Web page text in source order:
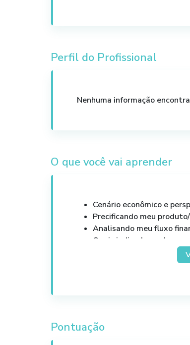
Perfil do Profissional
Nenhuma informação
O que você vai aprender
Cenário econômico e
Precificando meu
Analisando meu fluxo
Quais indicadores devo
Como criar estratégias
Pontuação